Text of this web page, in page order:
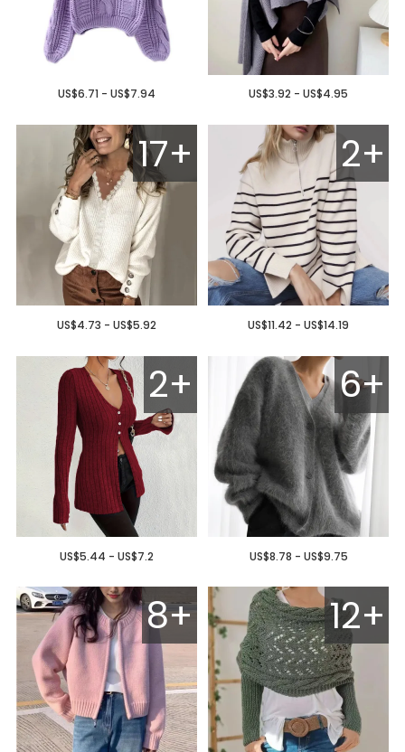
US$3.92 - US$4.95
US$6.71 - US$7.94
2+
US$11.42 - US$14.19
17+
US$4.73 - US$5.92
6+
US$8.78 - US$9.75
2+
US$5.44 - US$7.2
12+
8+